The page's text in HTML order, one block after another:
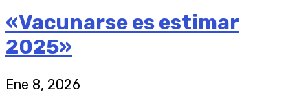
«Vacunarse es estimar
2025»
Ene 8, 2026